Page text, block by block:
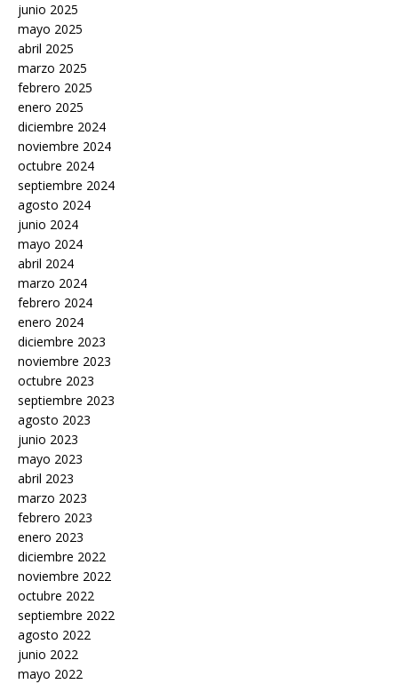
junio 2025
mayo 2025
abril 2025
marzo 2025
febrero 2025
enero 2025
diciembre 2024
noviembre 2024
octubre 2024
septiembre 2024
agosto 2024
junio 2024
mayo 2024
abril 2024
marzo 2024
febrero 2024
enero 2024
diciembre 2023
noviembre 2023
octubre 2023
septiembre 2023
agosto 2023
junio 2023
mayo 2023
abril 2023
marzo 2023
febrero 2023
enero 2023
diciembre 2022
noviembre 2022
octubre 2022
septiembre 2022
agosto 2022
junio 2022
mayo 2022